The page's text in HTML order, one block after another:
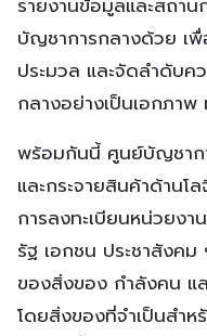
บัญชาการกลางด้วย เพื่
ประมวล และจัดลำดับค
กลางอย่างเป็นเอกภา
พร้อมกันนี้ ศูนย์บัญชาก
และกระจายสินค้าด้าน
การลงทะเบียนหน่วยงา
รัฐ เอกชน ประชาสังค
ของสิ่งของ กำลังคน
โดยสิ่งของที่จำเป็นสำ